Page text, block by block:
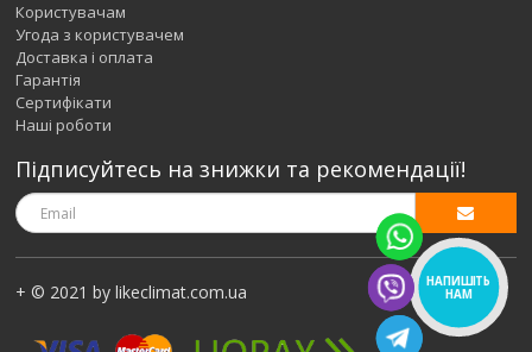
Користувачам
Угода з користувачем
Доставка і оплата
Гарантія
Сертифікати
Наші роботи
Підписуйтесь на знижки та рекомендації!
+ © 2021 by likeclimat.com.ua
НАПИШІТЬ
НАМ